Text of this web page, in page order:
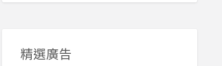
精選廣告